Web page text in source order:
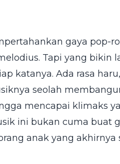
gaya pop-
Tapi yang bikin
katanya. Ada rasa
seolah
mencapai klimaks
ini bukan cuma buat
anak yang akhirnya